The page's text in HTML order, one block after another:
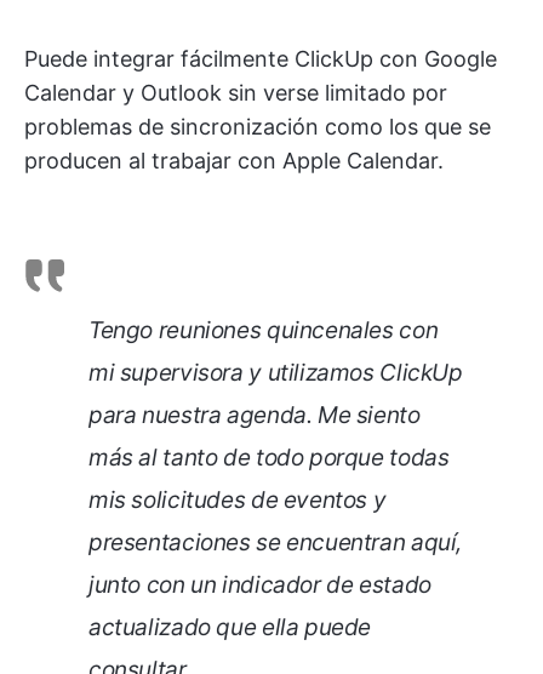
Puede integrar fácilmente ClickUp con Google
Calendar y Outlook sin verse limitado por
problemas de sincronización como los que se
producen al trabajar con Apple Calendar.
Tengo reuniones quincenales con
mi supervisora y utilizamos ClickUp
para nuestra agenda. Me siento
más al tanto de todo porque todas
mis solicitudes de eventos y
presentaciones se encuentran aquí,
junto con un indicador de estado
actualizado que ella puede